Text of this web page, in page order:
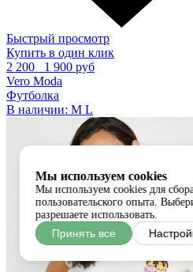
Быстрый просмотр
Купить в один клик
2 200
1 900 руб
Vero Moda
Футболка
В наличии: M L
Мы используем cookies
Мы используем cookies для
пользовательского опыта.
разрешаете использовать.
Принять все